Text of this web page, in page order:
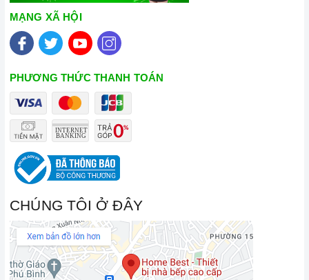
MẠNG XÃ HỘI
PHƯƠNG THỨC THANH TOÁN
CHÚNG TÔI Ở ĐÂY